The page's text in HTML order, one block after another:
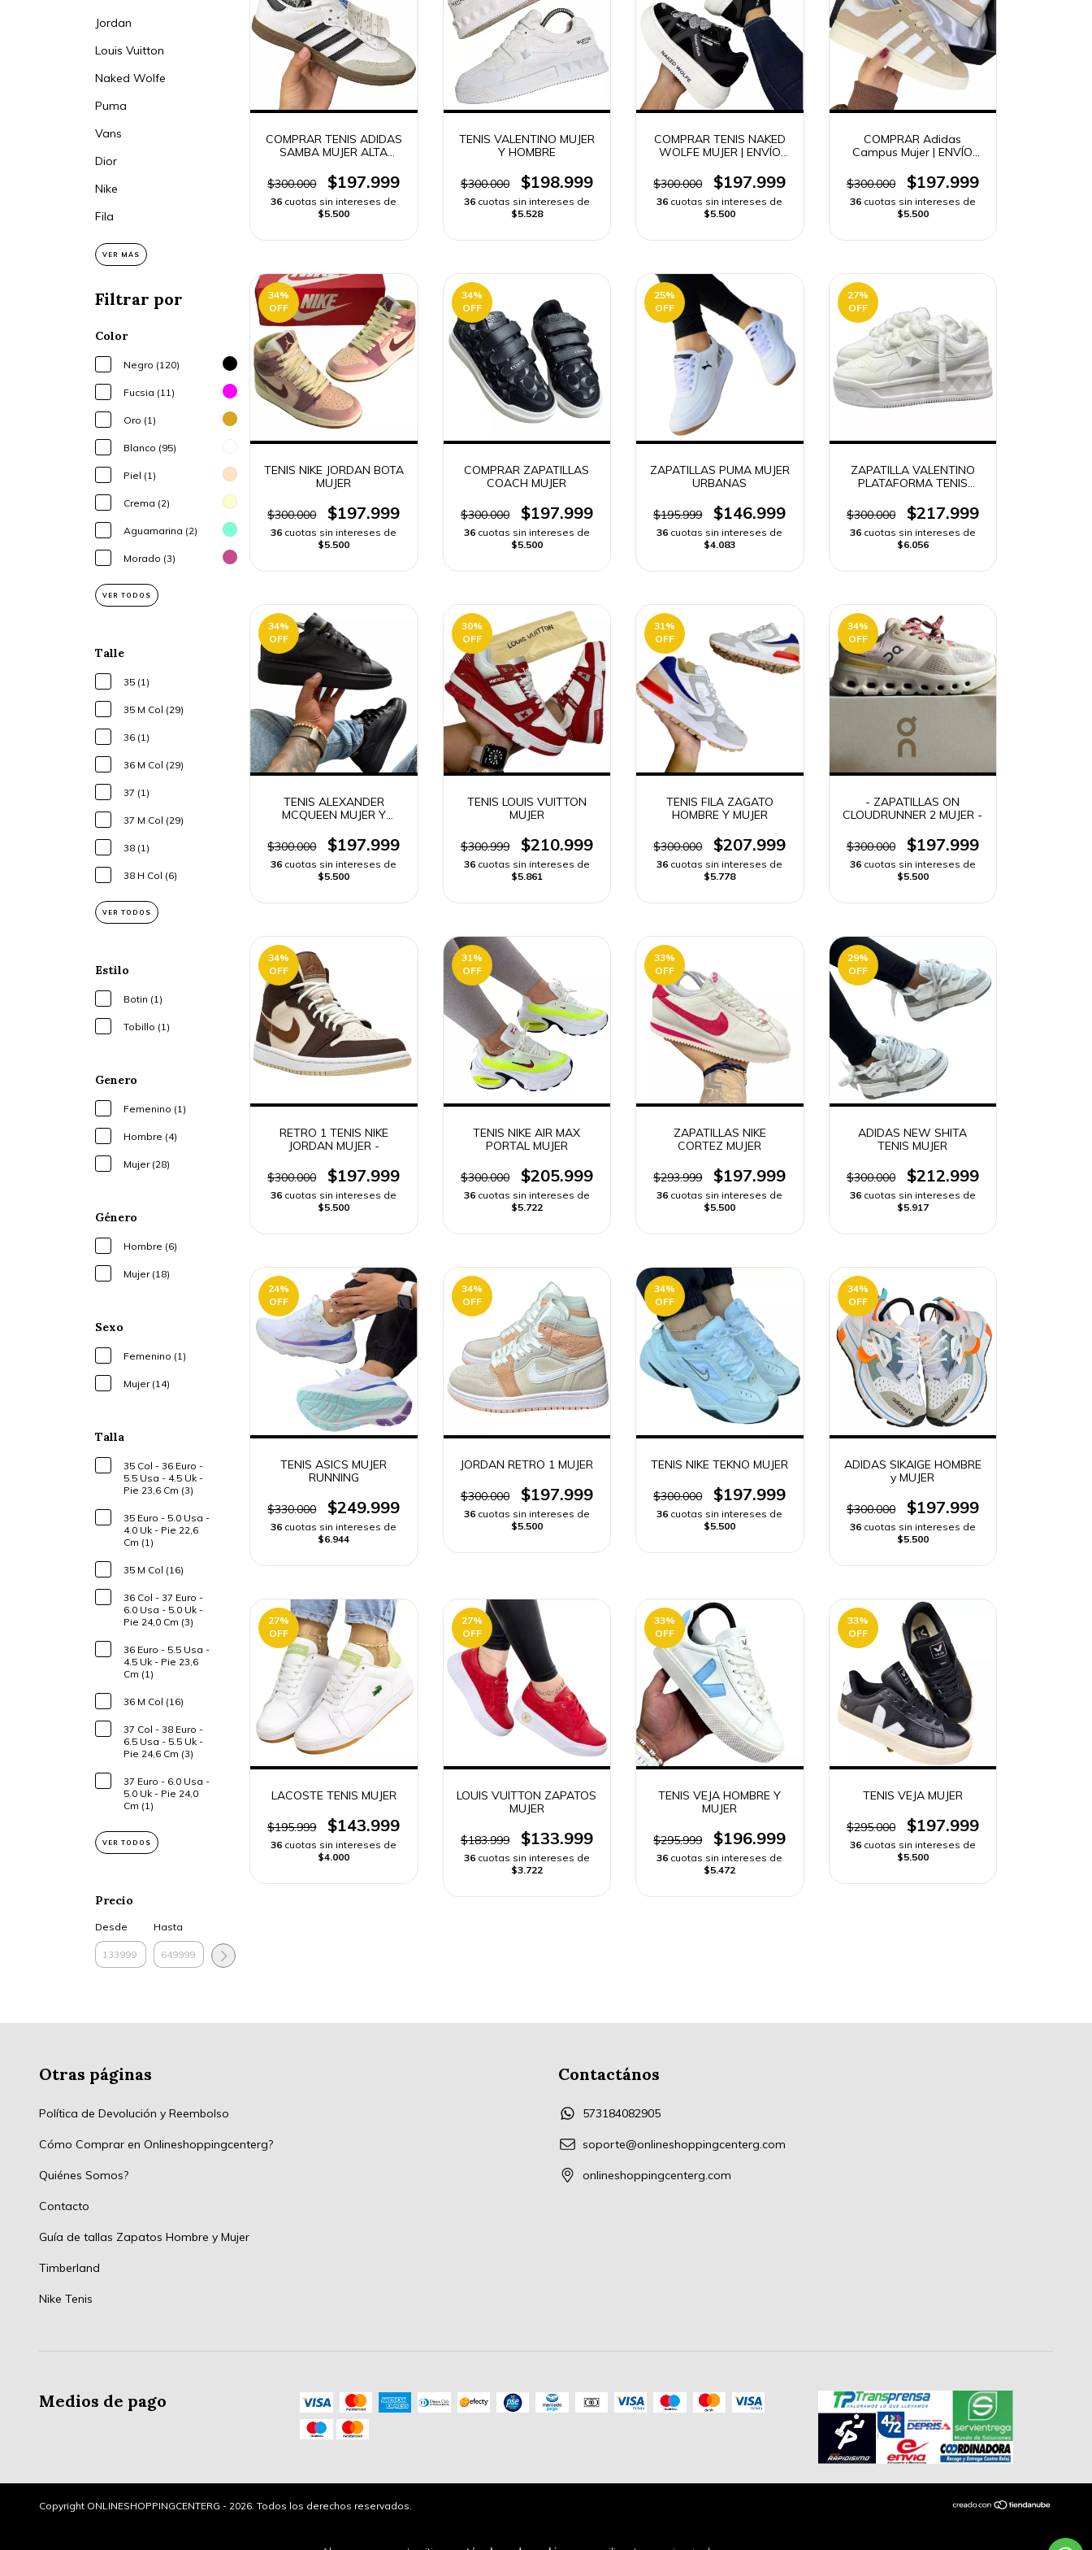
Jordan
Louis Vuitton
Naked Wolfe
Puma
Vans
Dior
Nike
Fila
VER MÁS
Filtrar por
Color
Negro (120)
Fucsia (11)
Oro (1)
Blanco (95)
Piel (1)
Crema (2)
Aguamarina (2)
Morado (3)
VER TODOS
Talle
35 (1)
35 M Col (29)
36 (1)
36 M Col (29)
37 (1)
37 M Col (29)
38 (1)
38 H Col (6)
VER TODOS
Estilo
Botin (1)
Tobillo (1)
Genero
Femenino (1)
Hombre (4)
Mujer (28)
Género
Hombre (6)
Mujer (18)
Sexo
Femenino (1)
Mujer (14)
Talla
35 Col - 36 Euro -
5.5 Usa - 4.5 Uk -
Pie 23,6 Cm (3)
35 Euro - 5.0 Usa -
4.0 Uk - Pie 22,6
Cm (1)
35 M Col (16)
36 Col - 37 Euro -
6.0 Usa - 5.0 Uk -
Pie 24,0 Cm (3)
36 Euro - 5.5 Usa -
4.5 Uk - Pie 23,6
Cm (1)
36 M Col (16)
37 Col - 38 Euro -
6.5 Usa - 5.5 Uk -
Pie 24,6 Cm (3)
37 Euro - 6.0 Usa -
5.0 Uk - Pie 24,0
Cm (1)
VER TODOS
Precio
Desde Hasta
COMPRAR TENIS ADIDAS
SAMBA MUJER ALTA
$300.000
$197.999
36 cuotas sin intereses de
$5.500
TENIS VALENTINO MUJER
Y HOMBRE
$300.000 $198.999
36 cuotas sin intereses de
$5.528
COMPRAR TENIS NAKED
WOLFE MUJER | ENVÍO
$300.000
$197.999
36 cuotas sin intereses de
$5.500
COMPRAR Adidas
Campus Mujer | ENVÍO
$300.000
$197.999
36 cuotas sin intereses de
$5.500
34%
OFF
TENIS NIKE JORDAN BOTA
MUJER
$300.000 $197.999
36 cuotas sin intereses de
$5.500
34%
OFF
COMPRAR ZAPATILLAS
COACH MUJER
$300.000 $197.999
36 cuotas sin intereses de
$5.500
25%
OFF
ZAPATILLAS PUMA MUJER
URBANAS
$195.999 $146.999
36 cuotas sin intereses de
$4.083
27%
OFF
ZAPATILLA VALENTINO
PLATAFORMA TENIS
$300.000
$217.999
36 cuotas sin intereses de
$6.056
34%
OFF
TENIS ALEXANDER
MCQUEEN MUJER Y
$300.000
$197.999
36 cuotas sin intereses de
$5.500
30%
OFF
TENIS LOUIS VUITTON
MUJER
$300.999 $210.999
36 cuotas sin intereses de
$5.861
31%
OFF
TENIS FILA ZAGATO
HOMBRE Y MUJER
$300.000 $207.999
36 cuotas sin intereses de
$5.778
34%
OFF
- ZAPATILLAS ON
CLOUDRUNNER 2 MUJER -
$300.000 $197.999
36 cuotas sin intereses de
$5.500
34%
OFF
RETRO 1 TENIS NIKE
JORDAN MUJER -
$300.000 $197.999
36 cuotas sin intereses de
$5.500
31%
OFF
TENIS NIKE AIR MAX
PORTAL MUJER
$300.000 $205.999
36 cuotas sin intereses de
$5.722
33%
OFF
ZAPATILLAS NIKE
CORTEZ MUJER
$293.999 $197.999
36 cuotas sin intereses de
$5.500
29%
OFF
ADIDAS NEW SHITA
TENIS MUJER
$300.000 $212.999
36 cuotas sin intereses de
$5.917
24%
OFF
TENIS ASICS MUJER
RUNNING
$330.000 $249.999
36 cuotas sin intereses de
$6.944
34%
OFF
JORDAN RETRO 1 MUJER
$300.000 $197.999
36 cuotas sin intereses de
$5.500
34%
OFF
TENIS NIKE TEKNO MUJER
$300.000 $197.999
36 cuotas sin intereses de
$5.500
34%
OFF
ADIDAS SIKAIGE HOMBRE
y MUJER
$300.000 $197.999
36 cuotas sin intereses de
$5.500
27%
OFF
LACOSTE TENIS MUJER
$195.999 $143.999
36 cuotas sin intereses de
$4.000
27%
OFF
LOUIS VUITTON ZAPATOS
MUJER
$183.999 $133.999
36 cuotas sin intereses de
$3.722
33%
OFF
TENIS VEJA HOMBRE Y
MUJER
$295.999 $196.999
36 cuotas sin intereses de
$5.472
33%
OFF
TENIS VEJA MUJER
$295.000 $197.999
36 cuotas sin intereses de
$5.500
Otras páginas
Política de Devolución y Reembolso
Cómo Comprar en Onlineshoppingcenterg?
Quiénes Somos?
Contacto
Guía de tallas Zapatos Hombre y Mujer
Timberland
Nike Tenis
Contactános
573184082905
soporte@onlineshoppingcenterg.com
onlineshoppingcenterg.com
Medios de pago
Copyright ONLINESHOPPINGCENTERG - 2026. Todos los derechos reservados.